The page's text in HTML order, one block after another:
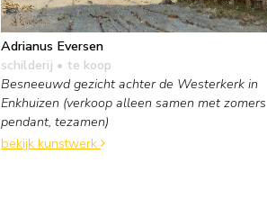
Adrianus Eversen
schilderij • te koop
Besneeuwd gezicht achter de Westerkerk in
Enkhuizen (verkoop alleen samen met zomers
pendant, tezamen)
bekijk kunstwerk